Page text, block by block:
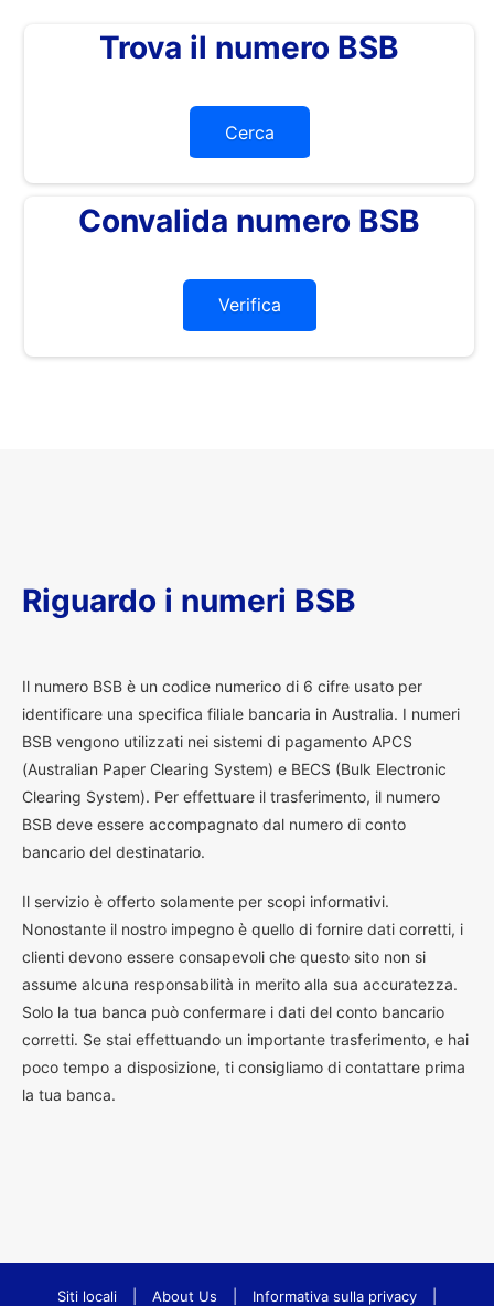
Trova il numero BSB
Cerca
Convalida numero BSB
Verifica
Riguardo i numeri BSB
Il numero BSB è un codice numerico di 6 cifre usato per
identificare una specifica filiale bancaria in Australia. I numeri
BSB vengono utilizzati nei sistemi di pagamento APCS
(Australian Paper Clearing System) e BECS (Bulk Electronic
Clearing System). Per effettuare il trasferimento, il numero
BSB deve essere accompagnato dal numero di conto
bancario del destinatario.
Il servizio è offerto solamente per scopi informativi.
Nonostante il nostro impegno è quello di fornire dati corretti, i
clienti devono essere consapevoli che questo sito non si
assume alcuna responsabilità in merito alla sua accuratezza.
Solo la tua banca può confermare i dati del conto bancario
corretti. Se stai effettuando un importante trasferimento, e hai
poco tempo a disposizione, ti consigliamo di contattare prima
la tua banca.
Siti locali About Us Informativa sulla privacy